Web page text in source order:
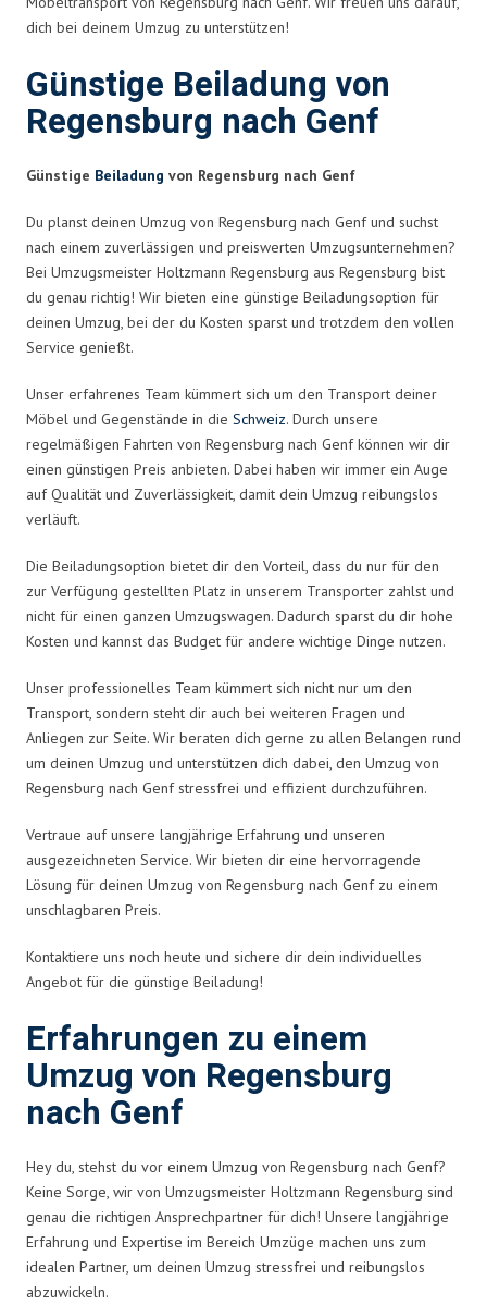
dich bei deinem Umzug zu unterstützen!
Günstige Beiladung von
Regensburg nach Genf
Günstige Beiladung von Regensburg nach Genf
Du planst deinen Umzug von Regensburg nach Genf und suchst
nach einem zuverlässigen und preiswerten Umzugsunternehmen?
Bei Umzugsmeister Holtzmann Regensburg aus Regensburg bist
du genau richtig! Wir bieten eine günstige Beiladungsoption für
deinen Umzug, bei der du Kosten sparst und trotzdem den vollen
Service genießt.
Unser erfahrenes Team kümmert sich um den Transport deiner
Möbel und Gegenstände in die Schweiz. Durch unsere
regelmäßigen Fahrten von Regensburg nach Genf können wir dir
einen günstigen Preis anbieten. Dabei haben wir immer ein Auge
auf Qualität und Zuverlässigkeit, damit dein Umzug reibungslos
verläuft.
Die Beiladungsoption bietet dir den Vorteil, dass du nur für den
zur Verfügung gestellten Platz in unserem Transporter zahlst und
nicht für einen ganzen Umzugswagen. Dadurch sparst du dir hohe
Kosten und kannst das Budget für andere wichtige Dinge nutzen.
Unser professionelles Team kümmert sich nicht nur um den
Transport, sondern steht dir auch bei weiteren Fragen und
Anliegen zur Seite. Wir beraten dich gerne zu allen Belangen rund
um deinen Umzug und unterstützen dich dabei, den Umzug von
Regensburg nach Genf stressfrei und effizient durchzuführen.
Vertraue auf unsere langjährige Erfahrung und unseren
ausgezeichneten Service. Wir bieten dir eine hervorragende
Lösung für deinen Umzug von Regensburg nach Genf zu einem
unschlagbaren Preis.
Kontaktiere uns noch heute und sichere dir dein individuelles
Angebot für die günstige Beiladung!
Erfahrungen zu einem
Umzug von Regensburg
nach Genf
Hey du, stehst du vor einem Umzug von Regensburg nach Genf?
Keine Sorge, wir von Umzugsmeister Holtzmann Regensburg sind
genau die richtigen Ansprechpartner für dich! Unsere langjährige
Erfahrung und Expertise im Bereich Umzüge machen uns zum
idealen Partner, um deinen Umzug stressfrei und reibungslos
abzuwickeln.